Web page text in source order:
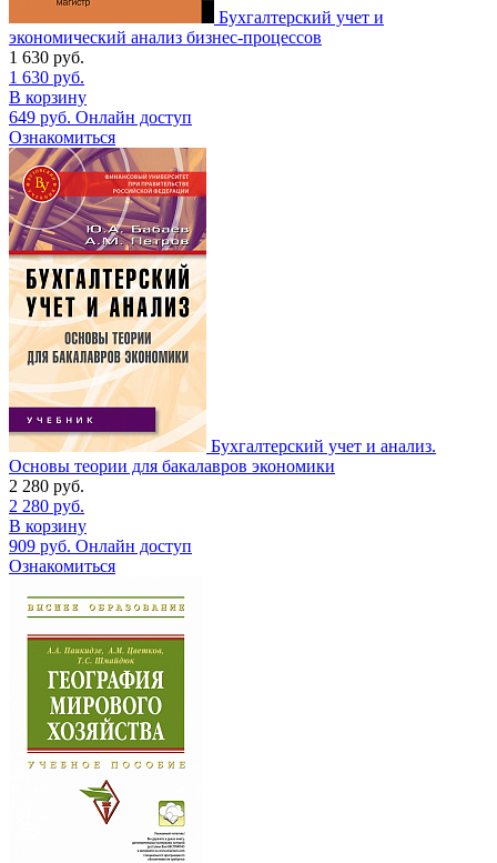
Бухгалтерский учет и
экономический анализ бизнес-процессов
1 630 руб.
1 630 руб.
В корзину
649 руб. Онлайн доступ
Ознакомиться
Бухгалтерский учет и анализ.
Основы теории для бакалавров экономики
2 280 руб.
2 280 руб.
В корзину
909 руб. Онлайн доступ
Ознакомиться